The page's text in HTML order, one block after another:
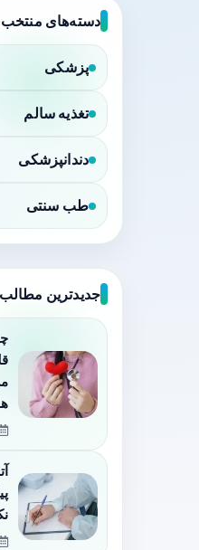
دسته‌های منتخب
پزشکی
تغذیه سالم
دندانپزشکی
طب سنتی
جدیدترین مطالب